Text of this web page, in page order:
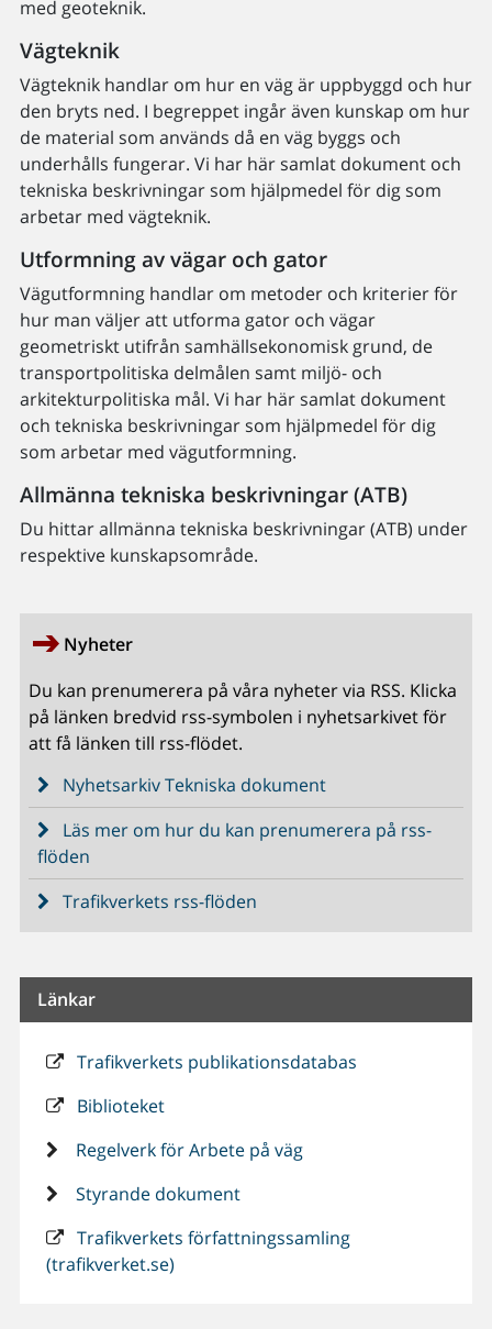
med geoteknik.
Vägteknik
Vägteknik handlar om hur en väg är uppbyggd och hur
den bryts ned. I begreppet ingår även kunskap om hur
de material som används då en väg byggs och
underhålls fungerar. Vi har här samlat dokument och
tekniska beskrivningar som hjälpmedel för dig som
arbetar med vägteknik.
Utformning av vägar och gator
Vägutformning handlar om metoder och kriterier för
hur man väljer att utforma gator och vägar
geometriskt utifrån samhällsekonomisk grund, de
transportpolitiska delmålen samt miljö- och
arkitekturpolitiska mål. Vi har här samlat dokument
och tekniska beskrivningar som hjälpmedel för dig
som arbetar med vägutformning.
Allmänna tekniska beskrivningar (ATB)
Du hittar allmänna tekniska beskrivningar (ATB) under
respektive kunskapsområde.
Nyheter
Du kan prenumerera på våra nyheter via RSS. Klicka
på länken bredvid rss-symbolen i nyhetsarkivet för
att få länken till rss-flödet.
Nyhetsarkiv Tekniska dokument
Läs mer om hur du kan prenumerera på rss-
flöden
Trafikverkets rss-flöden
Länkar
Trafikverkets publikationsdatabas
Biblioteket
Regelverk för Arbete på väg
Styrande dokument
Trafikverkets författningssamling
(trafikverket.se)